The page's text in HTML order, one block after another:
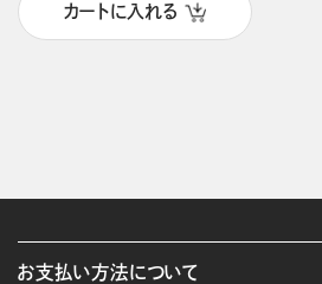
カートに入れる
お支払い方法について